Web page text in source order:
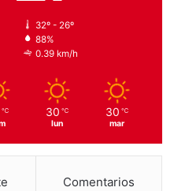
32º - 26º
88%
0.39 km/h
℃ 30 ℃
lun
30 ℃
mar
Comentarios